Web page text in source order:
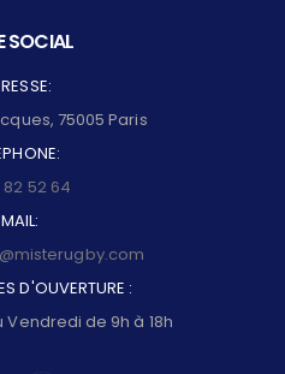
SOCIAL
75005 Paris
82 52 64
D'OUVERTURE :
Vendredi de 9h à 18h